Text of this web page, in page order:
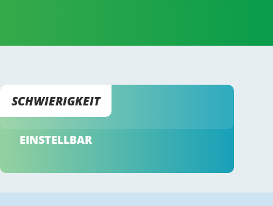
SCHWIERIGKEIT
EINSTELLBAR